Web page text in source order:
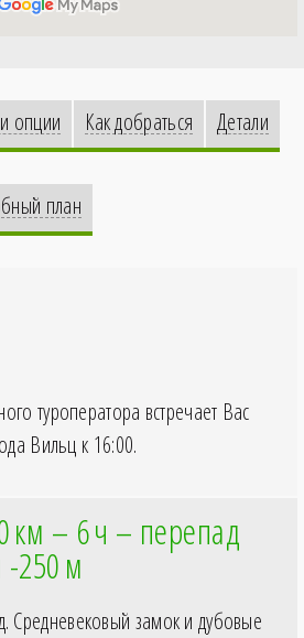
опции Как добраться Детали
план
туроператора встречает Вас
Вильц к 16:00.
км – 6ч – перепад
250м
Средневековый замок и дубовые